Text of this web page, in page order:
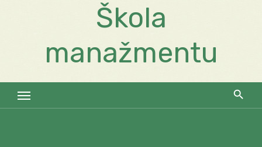
Škola
manažmentu